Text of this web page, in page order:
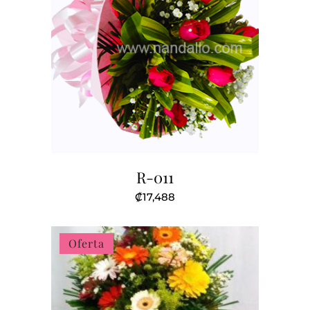
R-011
₡17,488
Oferta